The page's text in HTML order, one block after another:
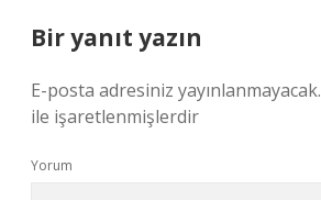
Bir yanıt yazın
E-posta adresiniz yayınlanmayacak.
ile işaretlenmişlerdir
Yorum